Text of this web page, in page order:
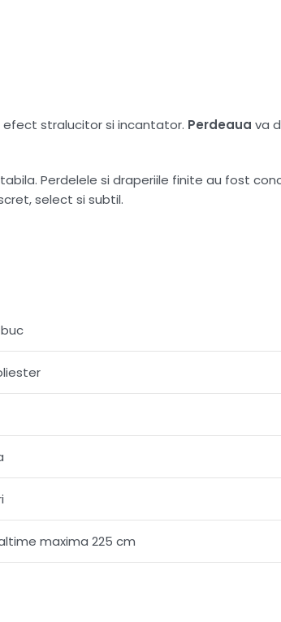
efect stralucitor si incantator. Perdeaua va
Perdelele si draperiile finite au fost
select si subtil.
maxima 225 cm